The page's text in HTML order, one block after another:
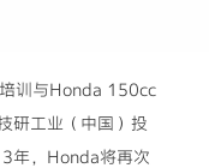
训与Honda 150cc
研工业（中国）投
年，Honda将再次